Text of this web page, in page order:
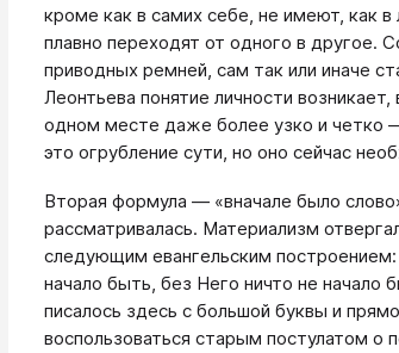
кроме как в самих себе, не имеют, как
плавно переходят от одного в другое.
приводных ремней, сам так или иначе
Леонтьева понятие личности
одном месте даже более узко и четко
это огрубление сути, но оно сейчас
Вторая формула — «вначале было
рассматривалась. Материализм
следующим евангельским
начало быть, без Него ничто не начало
писалось здесь с большой буквы и
воспользоваться старым постулатом о